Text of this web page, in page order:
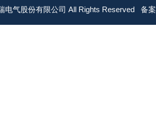
电气股份有限公司 All Rights Reserved 备